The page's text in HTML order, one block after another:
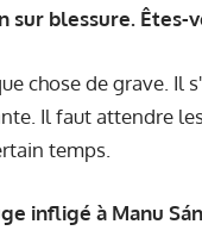
blessure. Êtes-
chose de grave. Il
Il faut attendre
temps.
infligé à Manu